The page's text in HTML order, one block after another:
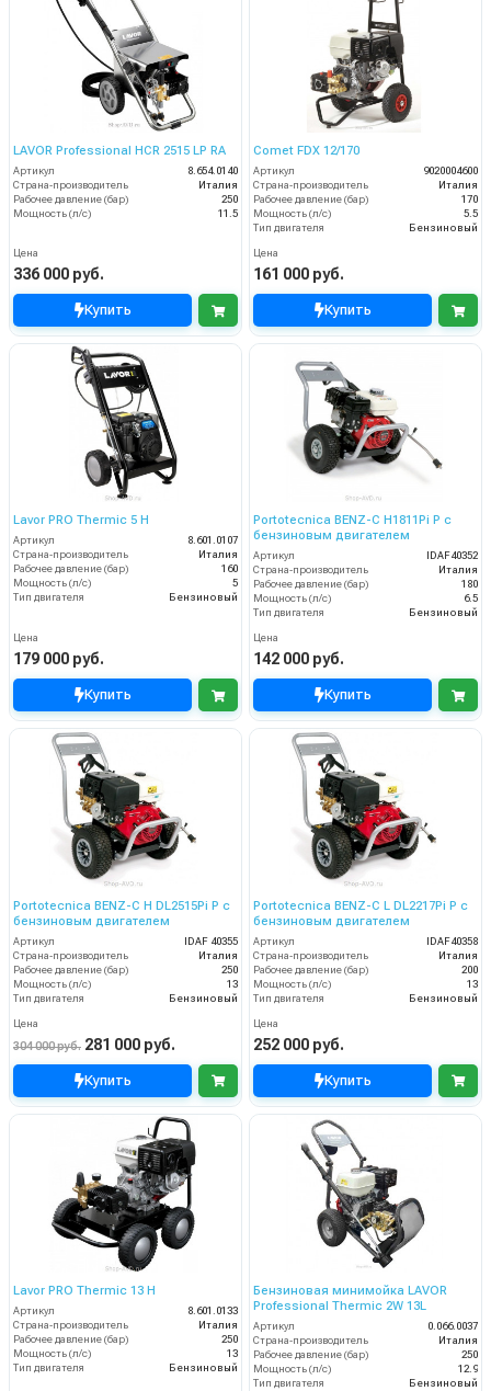
LAVOR Professional HCR 2515 LP RA
Артикул
8.654.0140
Страна-производитель
Италия
Рабочее давление (бар)
250
Мощность (л/с)
11.5
Цена
336 000 руб.
Купить
Comet FDX 12/170
Артикул
9020004600
Страна-производитель
Италия
Рабочее давление (бар)
170
Мощность (л/с)
5.5
Тип двигателя
Бензиновый
Цена
161 000 руб.
Купить
Lavor PRO Thermic 5 H
Артикул
8.601.0107
Страна-производитель
Италия
Рабочее давление (бар)
160
Мощность (л/с)
5
Тип двигателя
Бензиновый
Цена
179 000 руб.
Купить
Portotecnica BENZ-C H1811Pi P с
бензиновым двигателем
Артикул
IDAF40352
Страна-производитель
Италия
Рабочее давление (бар)
180
Мощность (л/с)
6.5
Тип двигателя
Бензиновый
Цена
142 000 руб.
Купить
Portotecnica BENZ-C H DL2515Pi P с
бензиновым двигателем
Артикул
IDAF 40355
Страна-производитель
Италия
Рабочее давление (бар)
250
Мощность (л/с)
13
Тип двигателя
Бензиновый
Цена
304 000 руб. 281 000 руб.
Купить
Portotecnica BENZ-C L DL2217Pi P с
бензиновым двигателем
Артикул
IDAF40358
Страна-производитель
Италия
Рабочее давление (бар)
200
Мощность (л/с)
13
Тип двигателя
Бензиновый
Цена
252 000 руб.
Купить
Lavor PRO Thermic 13 H
Артикул
8.601.0133
Страна-производитель
Италия
Рабочее давление (бар)
250
Мощность (л/с)
13
Тип двигателя
Бензиновый
Бензиновая минимойка LAVOR
Professional Thermic 2W 13L
Артикул
0.066.0037
Страна-производитель
Италия
Рабочее давление (бар)
250
Мощность (л/с)
12.9
Тип двигателя
Бензиновый